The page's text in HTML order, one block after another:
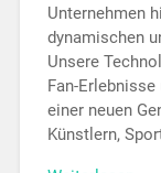
Unternehmen
dynamischen
Unsere
Fan-
einer neuen
Künstlern,